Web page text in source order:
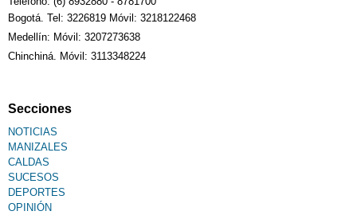
Bogotá. Tel: 3226819 Móvil: 3218122468
Medellín: Móvil: 3207273638
Chinchiná. Móvil: 3113348224
Secciones
NOTICIAS
MANIZALES
CALDAS
SUCESOS
DEPORTES
OPINIÓN